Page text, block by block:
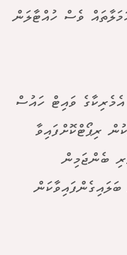
ވެސް ހުއްޓާލަން
ވައިޓް ހައުސް
ރިޕޯޓްކޮށްފައިވާ
ބެންޖަމިން